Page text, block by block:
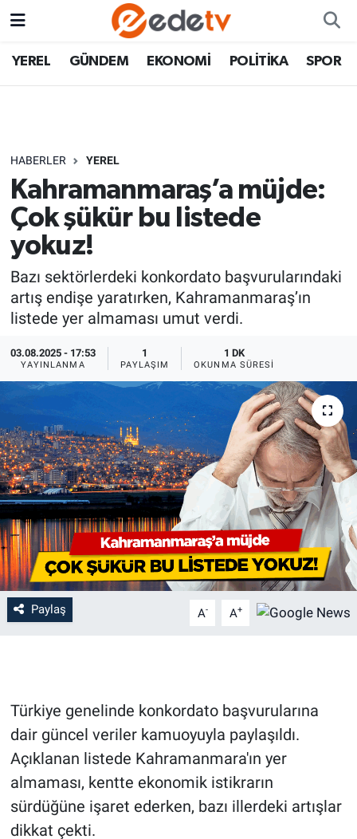
YEREL GÜNDEM EKONOMİ POLİTİKA SPOR
HABERLER YEREL
Kahramanmaraş’a müjde:
Çok şükür bu listede
yokuz!
Bazı sektörlerdeki konkordato başvurularındaki
artış endişe yaratırken, Kahramanmaraş’ın
listede yer almaması umut verdi.
03.08.2025 - 17:53
YAYINLANMA
1
PAYLAŞIM
1 DK
OKUNMA SÜRESI
Paylaş A- A+
Türkiye genelinde konkordato başvurularına
dair güncel veriler kamuoyuyla paylaşıldı.
Açıklanan listede Kahramanmara'ın yer
almaması, kentte ekonomik istikrarın
sürdüğüne işaret ederken, bazı illerdeki artışlar
dikkat çekti.